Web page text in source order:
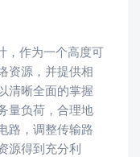
作为一个高度可
资源，并提供相
清晰全面的掌握
量负荷，合理地
路，调整传输路
源得到充分利